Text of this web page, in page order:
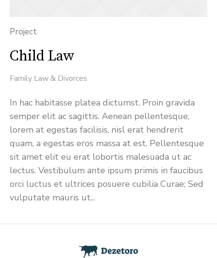
Project
Child Law
Family Law & Divorces
In hac habitasse platea dictumst. Proin gravida
semper elit ac sagittis. Aenean pellentesque,
lorem at egestas facilisis, nisl erat hendrerit
quam, a egestas eros massa at est. Pellentesque
sit amet elit eu erat lobortis malesuada ut ac
lectus. Vestibulum ante ipsum primis in faucibus
orci luctus et ultrices posuere cubilia Curae; Sed
vulputate mauris ut...